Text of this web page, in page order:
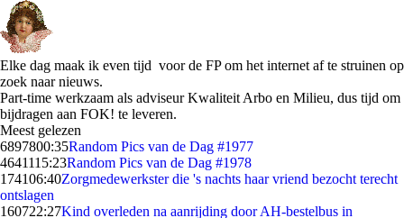
Elke dag maak ik even tijd voor de FP om het internet af te struinen op
zoek naar nieuws.
Part-time werkzaam als adviseur Kwaliteit Arbo en Milieu, dus tijd om
bijdragen aan FOK! te leveren.
Meest gelezen
6897800:35Random Pics van de Dag #1977
4641115:23Random Pics van de Dag #1978
174106:40Zorgmedewerkster die 's nachts haar vriend bezocht terecht
ontslagen
160722:27Kind overleden na aanrijding door AH-bestelbus in